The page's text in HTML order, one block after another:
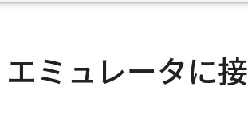
ミュレータに接